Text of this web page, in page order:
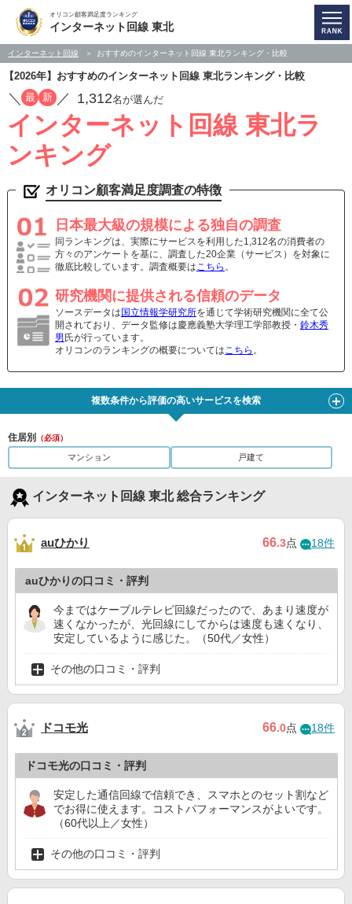
オリコン顧客満足度ランキング
インターネット回線 東北
インターネット回線 おすすめのインターネット回線 東北ランキング・比較
【2026年】おすすめのインターネット回線 東北ランキング・比較
／ 最 新 ／ 1,312名が選んだ
インターネット回線 東北ラ
ンキング
オリコン顧客満足度調査の特徴
日本最大級の規模による独自の調査
同ランキングは、実際にサービスを利用した1,312名の消費者の
方々のアンケートを基に、調査した20企業（サービス）を対象に
徹底比較しています。調査概要はこちら 。
研究機関に提供される信頼のデータ
ソースデータは 国立情報学研究所を通じて学術研究機関に全て公
開されており、データ監修は慶應義塾大学理工学部教授・ 鈴木秀
男 氏が行っています。
オリコンのランキングの概要についてはこちら 。
複数条件から評価の高いサービスを検索
住居別 （必須）
マンション 戸建て
インターネット回線 東北 総合ランキング
auひかり 66.3点 18件
auひかりの口コミ・評判
今まではケーブルテレビ回線だったので、あまり速度が
速くなかったが、光回線にしてからは速度も速くなり、
安定しているように感じた。（50代／女性）
その他の口コミ・評判
ドコモ光 66.0点 18件
ドコモ光の口コミ・評判
安定した通信回線で信頼でき、スマホとのセット割など
でお得に使えます。コストパフォーマンスがよいです。
（60代以上／女性）
その他の口コミ・評判